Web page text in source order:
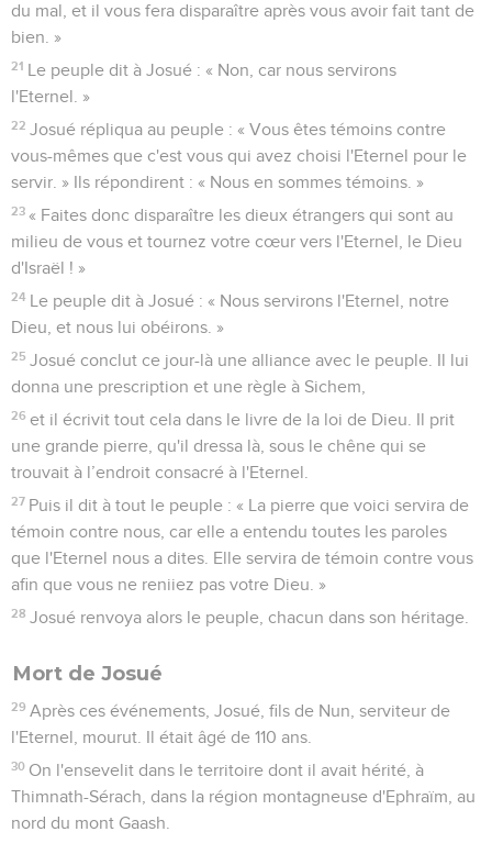
du mal, et il vous fera disparaître après vous avoir fait tant de
bien. »
21 Le peuple dit à Josué : « Non, car nous servirons
l'Eternel. »
22 Josué répliqua au peuple : « Vous êtes témoins contre
vous-mêmes que c'est vous qui avez choisi l'Eternel pour le
servir. » Ils répondirent : « Nous en sommes témoins. »
23 « Faites donc disparaître les dieux étrangers qui sont au
milieu de vous et tournez votre cœur vers l'Eternel, le Dieu
d'Israël ! »
24 Le peuple dit à Josué : « Nous servirons l'Eternel, notre
Dieu, et nous lui obéirons. »
25 Josué conclut ce jour-là une alliance avec le peuple. Il lui
donna une prescription et une règle à Sichem,
26 et il écrivit tout cela dans le livre de la loi de Dieu. Il prit
une grande pierre, qu'il dressa là, sous le chêne qui se
trouvait à l’endroit consacré à l'Eternel.
27 Puis il dit à tout le peuple : « La pierre que voici servira de
témoin contre nous, car elle a entendu toutes les paroles
que l'Eternel nous a dites. Elle servira de témoin contre vous
afin que vous ne reniiez pas votre Dieu. »
28 Josué renvoya alors le peuple, chacun dans son héritage.
Mort de Josué
29 Après ces événements, Josué, fils de Nun, serviteur de
l'Eternel, mourut. Il était âgé de 110 ans.
30 On l'ensevelit dans le territoire dont il avait hérité, à
Thimnath-Sérach, dans la région montagneuse d'Ephraïm, au
nord du mont Gaash.